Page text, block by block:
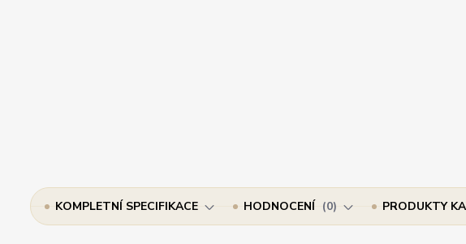
KOMPLETNÍ SPECIFIKACE HODNOCENÍ 0 PRODUKTY